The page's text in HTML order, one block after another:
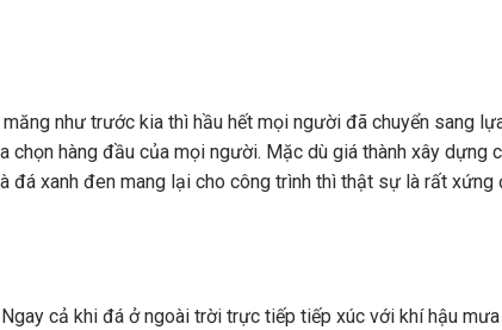
như trước kia thì hầu hết mọi người đã chuyển sang
hàng đầu của mọi người. Mặc dù giá thành xây dựng
đá xanh đen mang lại cho công trình thì thật sự là rất xứng
cả khi đá ở ngoài trời trực tiếp tiếp xúc với khí hậu mưa